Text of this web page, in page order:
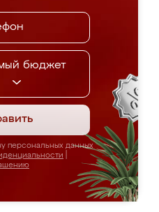
бюджет
персональных данных